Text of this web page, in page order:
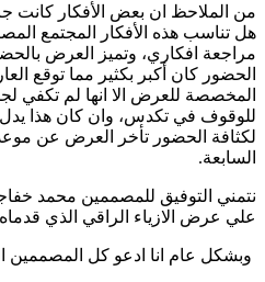
من الملاحظ ان بعض الأفكار كانت
هل تناسب هذه الأفكار المجتمع
مراجعة افكاري، وتميز العرض
الحضور كان أكبر بكثير مما توقع
المخصصة للعرض الا انها لم تكفي
للوقوف في تكدس، وان كان هذا يدل
لكثافة الحضور تأخر العرض عن
السابعة.
نتمني التوفيق للمصممين محمد
علي عرض الازياء الراقي الذي
وبشكل عام انا ادعو كل المصممين